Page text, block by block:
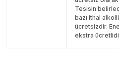
Tesisin
bazı ithal
ücretsizdir.
ekstra